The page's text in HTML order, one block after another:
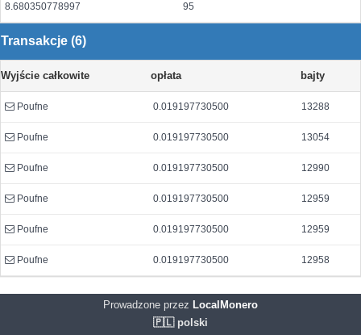
8.680350778997 95
Transakcje (6)
Wyjście całkowite opłata bajty
Poufne 0.019197730500 13288
Poufne 0.019197730500 13054
Poufne 0.019197730500 12990
Poufne 0.019197730500 12959
Poufne 0.019197730500 12959
Poufne 0.019197730500 12958
Prowadzone przez LocalMonero
🇵🇱 polski